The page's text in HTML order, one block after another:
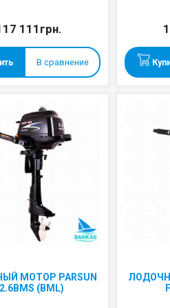
111грн.
В сравнение
МОТОР PARSUN
(BML)